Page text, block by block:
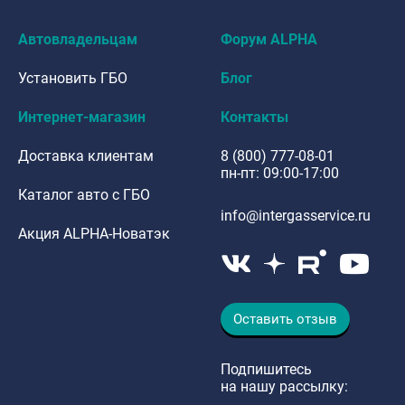
Автовладельцам
Установить ГБО
Интернет-магазин
Доставка клиентам
Каталог авто с ГБО
Акция ALPHA-Новатэк
Форум ALPHA
Блог
Контакты
8 (800) 777-08-01
пн-пт: 09:00-17:00
info@intergasservice.ru
Оставить отзыв
Подпишитесь
на нашу рассылку: